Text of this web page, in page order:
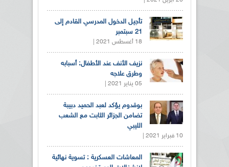
تأجيل الدخول المدرسي القادم إلى
21 سبتمبر
18 أغسطس 2021 |
نزيف الأنف عند الأطفال: أسبابه
وطرق علاجه
05 يناير 2021 |
بوقدوم يؤكد لعبد الحميد دبيبة
تضامن الجزائر الثابت مع الشعب
الليبي
10 فبراير 2021 |
المعاشات العسكرية : تسوية نهائية